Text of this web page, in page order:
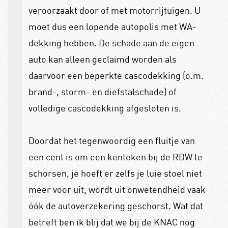
veroorzaakt door of met motorrijtuigen. U
moet dus een lopende autopolis met WA-
dekking hebben. De schade aan de eigen
auto kan alleen geclaimd worden als
daarvoor een beperkte cascodekking (o.m.
brand-, storm- en diefstalschade) of
volledige cascodekking afgesloten is.
Doordat het tegenwoordig een fluitje van
een cent is om een kenteken bij de RDW te
schorsen, je hoeft er zelfs je luie stoel niet
meer voor uit, wordt uit onwetendheid vaak
óók de autoverzekering geschorst. Wat dat
betreft ben ik blij dat we bij de KNAC nog